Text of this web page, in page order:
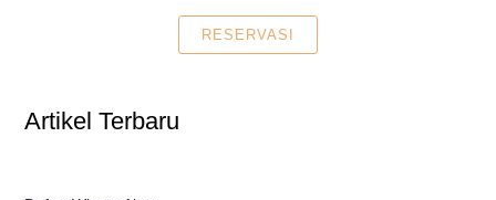
RESERVASI
Artikel Terbaru